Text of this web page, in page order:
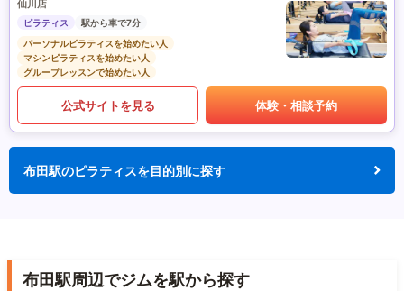
仙川店
ピラティス
駅から車で7分
パーソナルピラティスを始めたい人
マシンピラティスを始めたい人
グループレッスンで始めたい人
公式サイトを見る 体験・相談予約
布田駅のピラティスを目的別に探す
布田駅周辺でジムを駅から探す